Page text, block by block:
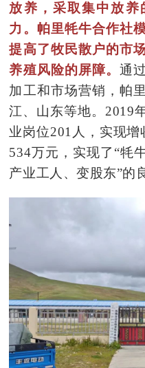
放养，采取集中放养
力。帕里牦牛合作社
提高了牧民散户的市
养殖风险的屏障。通
加工和市场营销，帕
江、山东等地。2019
业岗位201人，实现
534万元，实现了“牦
产业工人、变股东”的